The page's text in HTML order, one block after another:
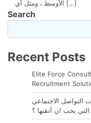
الأوسط ، ومثل أي […]
Search
Recent Posts
Elite Force
Recruitment
التواصل الاجتماعي
التي يجب ان أتقنها ؟